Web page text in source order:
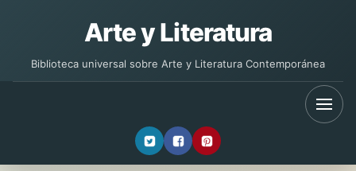
Arte y Literatura
Biblioteca universal sobre Arte y Literatura Contemporánea